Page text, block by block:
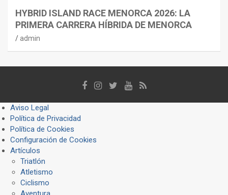
HYBRID ISLAND RACE MENORCA 2026: LA
PRIMERA CARRERA HÍBRIDA DE MENORCA
admin
Aviso Legal
Política de Privacidad
Política de Cookies
Configuración de Cookies
Artículos
Triatlón
Atletismo
Ciclismo